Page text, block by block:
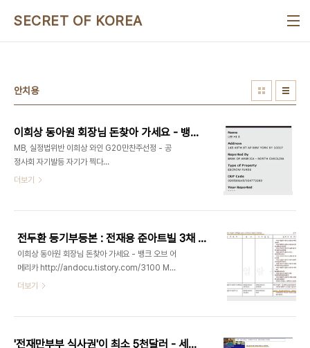
SECRET OF KOREA
안치용
이희상 동아원 회장님 돈찾아 가세요 - 뱅크 오브 어메리카
MB, 실정법위반 이희상 와인 G20만찬주선정 - 공
정사회 자기발등 자기가 찍다
http://andocu.tistory.com/3088이희상 외화
특례법 [전문]
http://andocu.tistory.com/3083 이희상 동아
원회장, 외화밀반출 부동산매입일지 : 추징금내고 1
년만에 또 법 어기기도
http://andocu.tistory.com/3090'전재만부부
됐다 http://andocu.tistory.com/3092 이희상
로 재직할때인 ..
더보기
전두환 등기부등본 : 전재용 준아트빌 3채 등기부등본
이희상 동아원 회장님 돈찾아 가세요 - 뱅크 오브 어
메리카 http://andocu.tistory.com/3100 MB,
실정법위반 이희상 와인 G20만찬주선정 - 공정사
주택구입 http://andocu.tistory.com/3086 해
더보기
'전재만부부 식사권'이 최소 5천달러 - 세인트헬레나병원 이사 됐다